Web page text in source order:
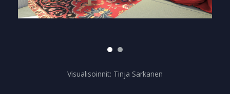
Visualisoinnit: Tinja Sarkanen